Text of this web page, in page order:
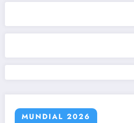
MUNDIAL 2026